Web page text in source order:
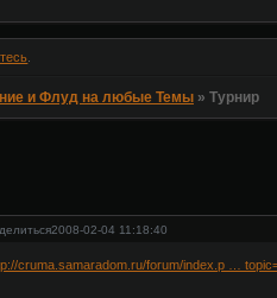
и Флуд на любые Темы » Турнир
2008-02-04 11:18:40
cruma.samaradom.ru/forum/index.p …